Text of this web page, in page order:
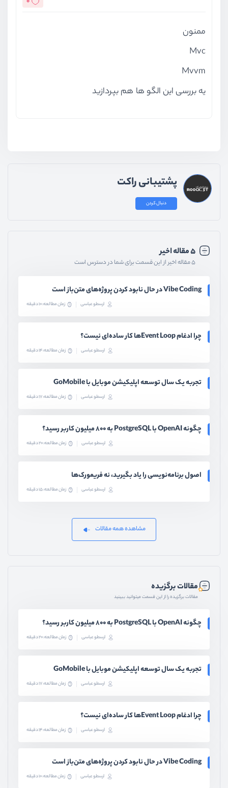
ممنون
Mvc
Mvvm
یه بررسی این الگو ها هم بپردازید
پشتیبانی راکت
دنبال کردن
۵ مقاله اخیر
۵ مقاله اخیر از این قسمت برای شما در دسترس است
Vibe Coding در حال نابود کردن پروژه‌های متن‌باز است
ارسطو عباسی زمان مطالعه: 10 دقیقه
چرا ادغام Event Loopها کار ساده‌ای نیست؟
ارسطو عباسی زمان مطالعه: 14 دقیقه
تجربه یک سال توسعه اپلیکیشن موبایل با GoMobile
ارسطو عباسی زمان مطالعه: 17 دقیقه
چگونه OpenAI با PostgreSQL به ۸۰۰ میلیون کاربر رسید؟
ارسطو عباسی زمان مطالعه: 20 دقیقه
اصول برنامه‌نویسی را یاد بگیرید، نه فریمورک‌ها
ارسطو عباسی زمان مطالعه: 15 دقیقه
مشاهده همه مقالات
مقالات برگزیده
مقالات برگزیده را از این قسمت میتوانید ببینید
چگونه OpenAI با PostgreSQL به ۸۰۰ میلیون کاربر رسید؟
ارسطو عباسی زمان مطالعه: 20 دقیقه
تجربه یک سال توسعه اپلیکیشن موبایل با GoMobile
ارسطو عباسی زمان مطالعه: 17 دقیقه
چرا ادغام Event Loopها کار ساده‌ای نیست؟
ارسطو عباسی زمان مطالعه: 14 دقیقه
Vibe Coding در حال نابود کردن پروژه‌های متن‌باز است
ارسطو عباسی زمان مطالعه: 10 دقیقه